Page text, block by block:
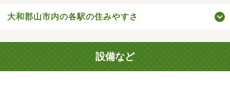
大和郡山市内の各駅の住みやすさ
設備など